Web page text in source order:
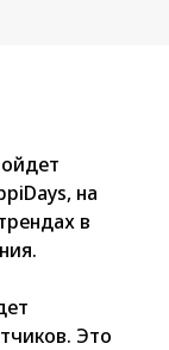
на
в
Это